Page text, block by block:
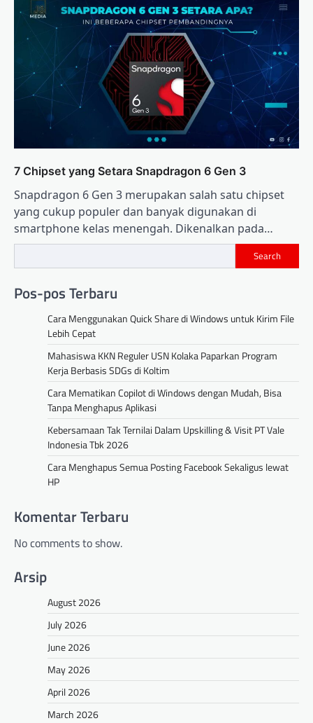
7 Chipset yang Setara Snapdragon 6 Gen 3
Snapdragon 6 Gen 3 merupakan salah satu chipset
yang cukup populer dan banyak digunakan di
smartphone kelas menengah. Dikenalkan pada…
Search
Pos-pos Terbaru
Cara Menggunakan Quick Share di Windows untuk Kirim File
Lebih Cepat
Mahasiswa KKN Reguler USN Kolaka Paparkan Program
Kerja Berbasis SDGs di Koltim
Cara Mematikan Copilot di Windows dengan Mudah, Bisa
Tanpa Menghapus Aplikasi
Kebersamaan Tak Ternilai Dalam Upskilling & Visit PT Vale
Indonesia Tbk 2026
Cara Menghapus Semua Posting Facebook Sekaligus lewat
HP
Komentar Terbaru
No comments to show.
Arsip
August 2026
July 2026
June 2026
May 2026
April 2026
March 2026